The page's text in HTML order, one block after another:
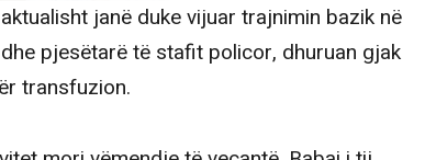
janë duke vijuar trajnimin bazik në
pjesëtarë të stafit policor, dhuruan gjak
transfuzion.